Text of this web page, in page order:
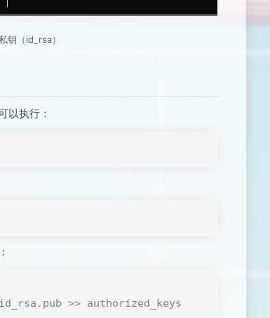
钥（id_rsa）
以执行：
>> authorized_keys